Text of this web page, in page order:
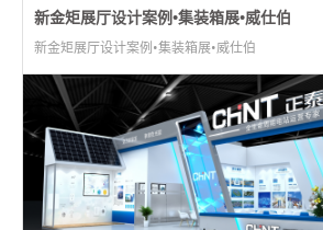
新金矩展厅设计案例•集装箱展•威仕伯
新金矩展厅设计案例•集装箱展•威仕伯